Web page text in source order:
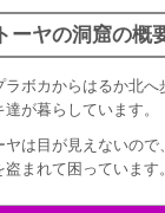
ーヤの洞窟の概
ラボカからはるか北
達が暮らしています。
ヤは目が見えないの
盗まれて困っています。